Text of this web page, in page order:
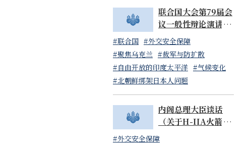
联合国大会第79届会
议一般性辩论演讲 岸
田文雄内阁总理大臣
（日本国常驻联合国
代表山崎和之大使代
读）
#联合国 #外交安全保障
#聚焦乌克兰 #裁军与防扩散
#自由开放的印度太平洋 #气候变化
#北朝鲜绑架日本人问题
内阁总理大臣谈话
（关于H-IIA火箭48
号机的成功发射）
#外交安全保障